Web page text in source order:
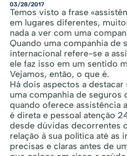
03/28/2017
Temos visto a frase
em lugares diferentes,
nada a ver com uma
Quando uma companhia de
internacional refere-se a
ele faz isso em um sentido
Vejamos, então, o que é.
Há dois aspectos a
uma companhia de seguros
quando oferece assistência
é direta e pessoal atenção
desde dúvidas decorrentes
relação à sua política até as
precisas e claras antes de